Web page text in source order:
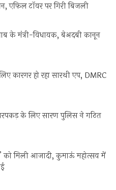
एफिल टॉवर पर गिरी बिजली
के मंत्री-विधायक, बेअदबी कानून
कारगर हो रहा सारथी एप, DMRC
के लिए सारण पुलिस ने गठित
को मिली आजादी, कुमाऊं महोत्सव में